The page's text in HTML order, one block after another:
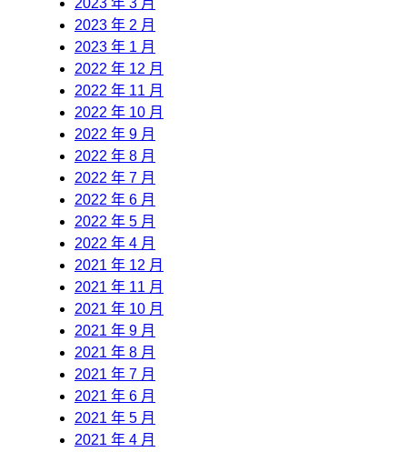
2023 年 2 月
2023 年 1 月
2022 年 12 月
2022 年 11 月
2022 年 10 月
2022 年 9 月
2022 年 8 月
2022 年 7 月
2022 年 6 月
2022 年 5 月
2022 年 4 月
2021 年 12 月
2021 年 11 月
2021 年 10 月
2021 年 9 月
2021 年 8 月
2021 年 7 月
2021 年 6 月
2021 年 5 月
2021 年 4 月